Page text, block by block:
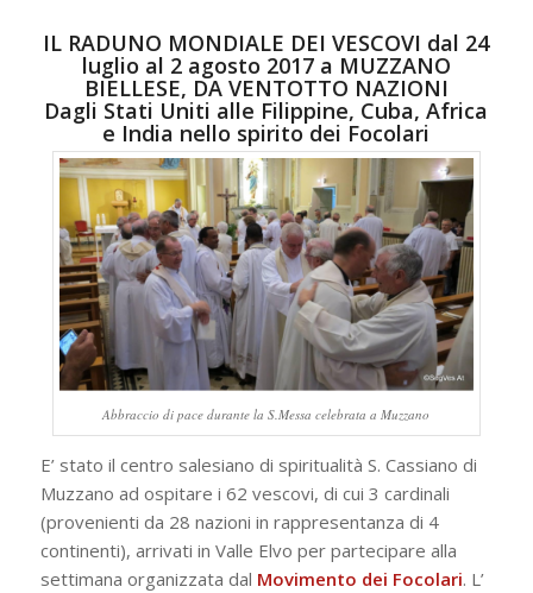
IL RADUNO MONDIALE DEI VESCOVI dal 24
luglio al 2 agosto 2017 a MUZZANO
BIELLESE, DA VENTOTTO NAZIONI
Dagli Stati Uniti alle Filippine, Cuba, Africa
e India nello spirito dei Focolari
Abbraccio di pace durante la S.Messa celebrata a Muzzano
E’ stato il centro salesiano di spiritualità S. Cassiano di
Muzzano ad ospitare i 62 vescovi, di cui 3 cardinali
(provenienti da 28 nazioni in rappresentanza di 4
continenti), arrivati in Valle Elvo per partecipare alla
settimana organizzata dal Movimento dei Focolari. L’